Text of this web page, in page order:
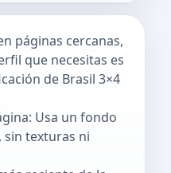
páginas cercanas,
que necesitas es
de Brasil 3×4
Usa un fondo
texturas ni